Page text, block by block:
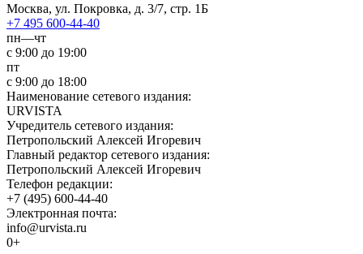
Москва, ул. Покровка, д. 3/7, стр. 1Б
+7 495 600-44-40
пн—чт
с 9:00 до 19:00
пт
с 9:00 до 18:00
Наименование сетевого издания:
URVISTA
Учредитель сетевого издания:
Петропольский Алексей Игоревич
Главный редактор сетевого издания:
Петропольский Алексей Игоревич
Телефон редакции:
+7 (495) 600-44-40
Электронная почта:
info@urvista.ru
0+